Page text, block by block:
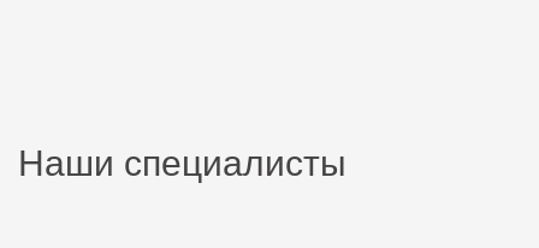
Наши специалисты